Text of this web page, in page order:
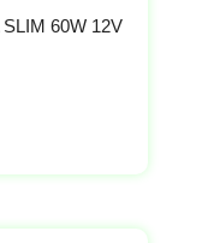
60W 12V